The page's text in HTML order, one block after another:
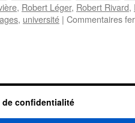
, Robert Léger, Robert Rivard,
, université | Commentaires
de confidentialité